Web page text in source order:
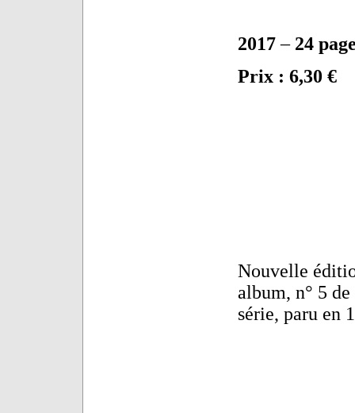
2017– 24
Prix : 6,30 €
Nouvelle
album, n° 5 de
série, paru en